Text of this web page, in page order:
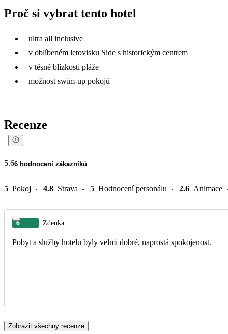
32 439 33 019
Proč si vybrat tento hotel
ultra all inclusive
v oblíbeném letovisku Side s historickým centrem
v těsné blízkosti pláže
možnost swim-up pokojů
Recenze
5.66 hodnocení zákazníků
5 Pokoj 4.8 Strava 5 Hodnocení personálu 2.6 Animace
6 Zdenka
Pobyt a služby hotelu byly velmi dobré, naprostá spokojenost.
Zobrazit všechny recenze